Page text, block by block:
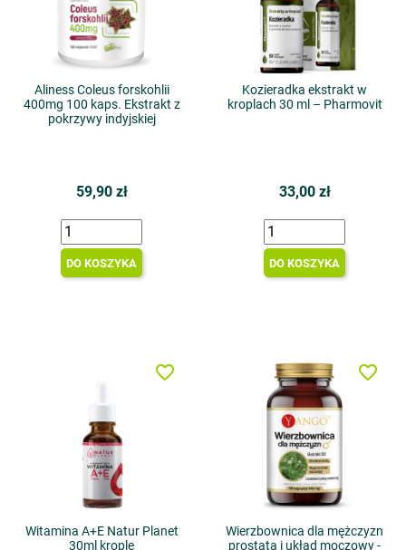
Aliness Coleus forskohlii
400mg 100 kaps. Ekstrakt z
pokrzywy indyjskiej
59,90 zł
DO KOSZYKA
Kozieradka ekstrakt w
kroplach 30 ml – Pharmovit
33,00 zł
DO KOSZYKA
Witamina A+E Natur Planet
30ml krople
favorite_border
Wierzbownica dla mężczyzn
prostata i układ moczowy -
favorite_border